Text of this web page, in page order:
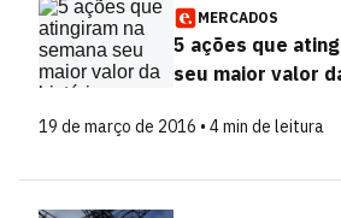
MERCADOS
5 ações que
seu maior valor
19 de março de 2016 • 4 min de leitura